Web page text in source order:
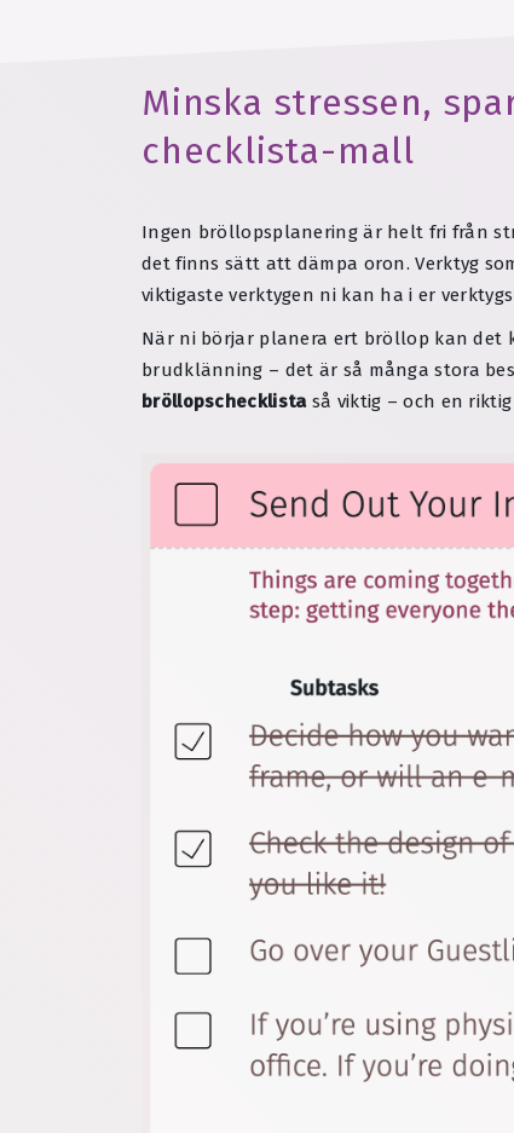
Minska stressen,
checklista-mall
Ingen bröllopsplanering är helt fri från
det finns sätt att dämpa oron. Verktyg
viktigaste verktygen ni kan ha i er
När ni börjar planera ert bröllop kan det
brudklänning – det är så många stora
bröllopschecklistaså viktig – och en